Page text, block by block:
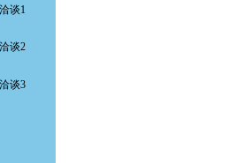
谈1
谈2
谈3